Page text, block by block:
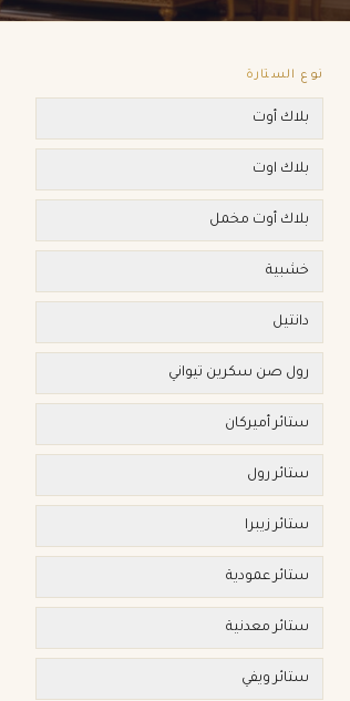
فلاتر المنتجات
نوع الستارة
بلاك أوت
بلاك اوت
بلاك أوت مخمل
خشبية
دانتيل
رول صن سكرين تيواني
ستائر أميركان
ستائر رول
ستائر زيبرا
ستائر عمودية
ستائر معدنية
ستائر ويفي